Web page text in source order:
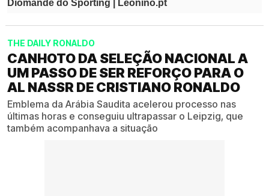
THE DAILY RONALDO
CANHOTO DA SELEÇÃO NACIONAL A
UM PASSO DE SER REFORÇO PARA O
AL NASSR DE CRISTIANO RONALDO
Emblema da Arábia Saudita acelerou processo nas
últimas horas e conseguiu ultrapassar o Leipzig, que
também acompanhava a situação